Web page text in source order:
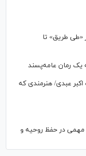
«طی طریق» تا
یک رمان عامه‌پسند
اکبر عبدی/ هنرمندی که
در حفظ روحیه و